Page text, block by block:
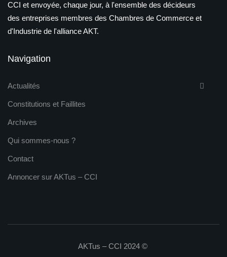
CCI et envoyée, chaque jour, à l'ensemble des décideurs
des entreprises membres des Chambres de Commerce et
d'Industrie de l'alliance AKT.
Navigation
Actualités
Constitutions et Faillites
Archives
Qui sommes-nous ?
Contact
Annoncer sur AKTus – CCI
AKTus – CCI 2024 ©